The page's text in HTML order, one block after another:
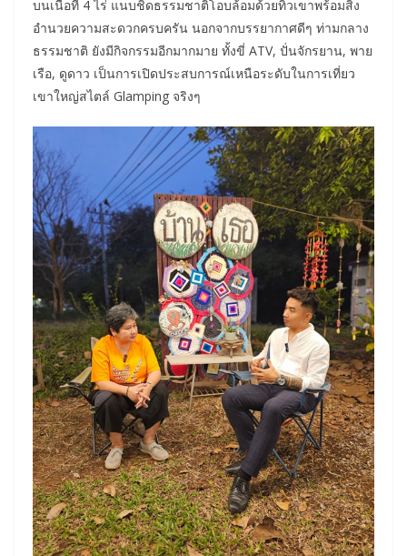
บนเนื้อที่ 4​ ไร่​ แนบชิดธรรมชาติโอบล้อมด้วยทิวเขา​พร้อมสิ่ง
อำนวยความสะดวกครบครัน​ นอกจากบรรยากาศดีๆ ท่ามกลาง
ธรรมชาติ ยังมีกิจกรรมอีกมากมาย ทั้งขี่ ATV, ปั่นจักรยาน, พาย
เรือ, ดูดาว เป็นการเปิดประสบการณ์เหนือระดับในการเที่ยว
เขาใหญ่สไตล์ Glamping จริงๆ